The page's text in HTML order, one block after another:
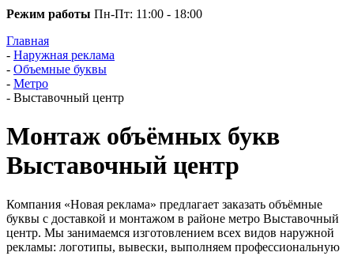
Режим работы Пн-Пт: 11:00 - 18:00
Главная
- Наружная реклама
- Объемные буквы
- Метро
- Выставочный центр
Монтаж объёмных букв
Выставочный центр
Компания «Новая реклама» предлагает заказать объёмные
буквы с доставкой и монтажом в районе метро Выставочный
центр. Мы занимаемся изготовлением всех видов наружной
рекламы: логотипы, вывески, выполняем профессиональную